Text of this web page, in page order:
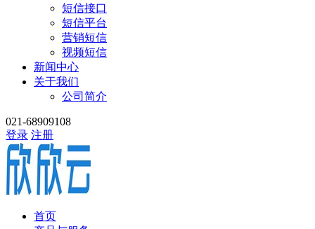
短信接口
短信平台
营销短信
视频短信
新闻中心
关于我们
公司简介
021-68909108
登录 注册
首页